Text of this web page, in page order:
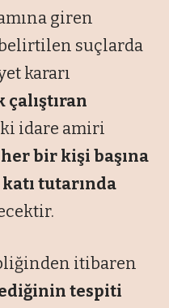
giren
suçlarda
kararı
çalıştıran
idare amiri
her bir kişi başına
tutarında
itibaren
tespiti